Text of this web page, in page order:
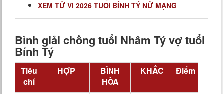
XEM TỬ VI 2026 TUỔI BÍNH TÝ NỮ MẠNG
Bình giải chồng tuổi Nhâm Tý vợ tuổi
Bính Tý
Tiêu
chí
HỢP
BÌNH
HÒA
KHẮC Điểm